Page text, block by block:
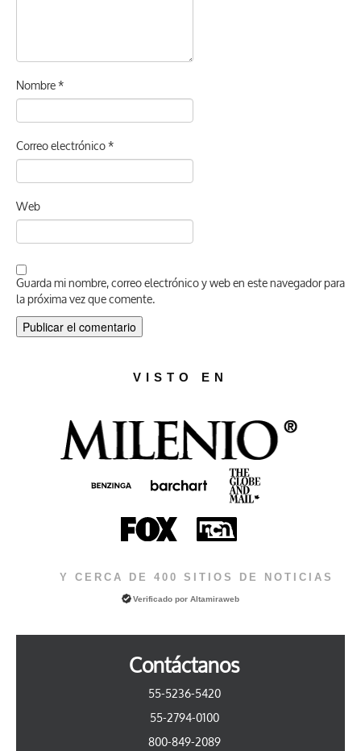
Nombre*
Correo electrónico*
Web
Guarda mi nombre, correo electrónico y web en este navegador para
la próxima vez que comente.
VISTO EN
Y CERCA DE 400 SITIOS DE NOTICIAS
Verificado porAltamiraweb
Contáctanos
55-5236-5420
55-2794-0100
800-849-2089